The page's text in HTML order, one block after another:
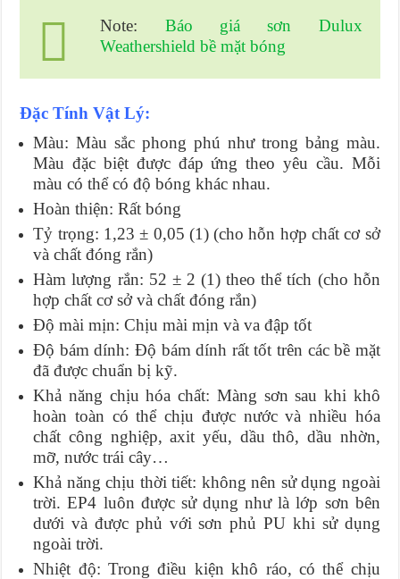
Note: Báo giá sơn Dulux
Weathershield bề mặt bóng
Đặc Tính Vật Lý:
Màu: Màu sắc phong phú như trong bảng màu.
Màu đặc biệt được đáp ứng theo yêu cầu. Mỗi
màu có thể có độ bóng khác nhau.
Hoàn thiện: Rất bóng
Tỷ trọng: 1,23 ± 0,05 (1) (cho hỗn hợp chất cơ sở
và chất đóng rắn)
Hàm lượng rắn: 52 ± 2 (1) theo thể tích (cho hỗn
hợp chất cơ sở và chất đóng rắn)
Độ mài mịn: Chịu mài mịn và va đập tốt
Độ bám dính: Độ bám dính rất tốt trên các bề mặt
đã được chuẩn bị kỹ.
Khả năng chịu hóa chất: Màng sơn sau khi khô
hoàn toàn có thể chịu được nước và nhiều hóa
chất công nghiệp, axit yếu, dầu thô, dầu nhờn,
mỡ, nước trái cây…
Khả năng chịu thời tiết: không nên sử dụng ngoài
trời. EP4 luôn được sử dụng như là lớp sơn bên
dưới và được phủ với sơn phủ PU khi sử dụng
ngoài trời.
Nhiệt độ: Trong điều kiện khô ráo, có thể chịu